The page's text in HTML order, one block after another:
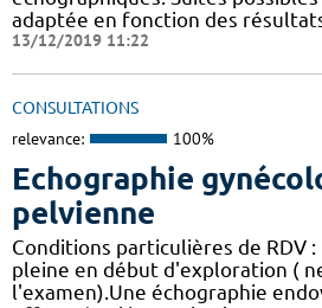
adaptée en fonction des
13/12/2019 11:22
CONSULTATIONS
relevance: 100%
Echographie
pelvienne
Conditions particulières de RDV
pleine en début d'exploration (
l'examen).Une échographie